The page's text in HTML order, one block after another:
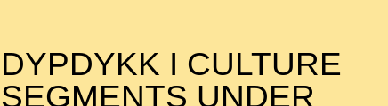
DYPDYKK I CULTURE
SEGMENTS UNDER